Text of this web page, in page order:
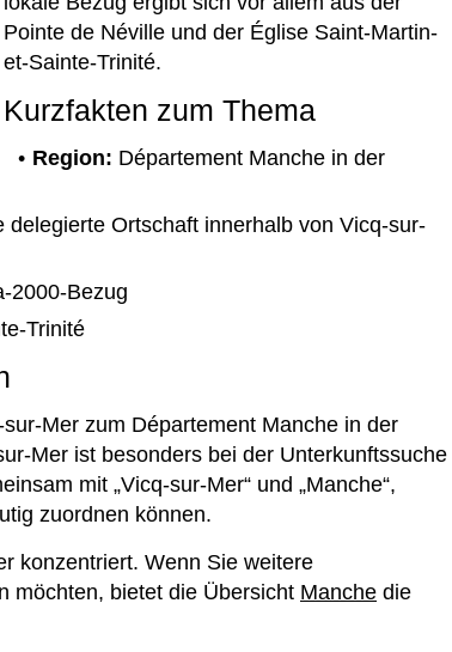
Pointe de Néville und der Église Saint-Martin-
et-Sainte-Trinité.
Kurzfakten zum Thema
Region: Département Manche in der
delegierte Ortschaft innerhalb von Vicq-sur-
2000-Bezug
Trinité
Mer zum Département Manche in der
Mer ist besonders bei der Unterkunftssuche
mit „Vicq-sur-Mer“ und „Manche“,
zuordnen können.
konzentriert. Wenn Sie weitere
möchten, bietet die Übersicht Manche die